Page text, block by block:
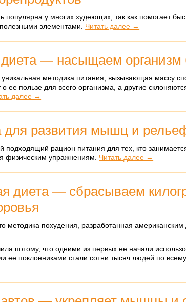
популярна у многих худеющих, так как помогает
элементами. Читать далее →
— насыщаем организм
методика питания, вызывающая массу
о ее пользе для всего организма, а другие
далее →
для развития мышц и
подходящий рацион питания для тех, кто
физическим упражнениям. Читать далее →
диета — сбрасываем
методика похудения, разработанная
потому, что одними из первых ее начали
ее поклонниками стали сотни тысяч людей по